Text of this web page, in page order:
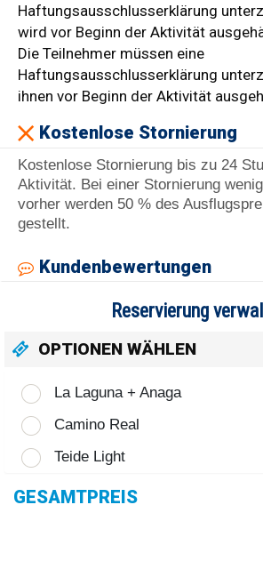
Haftungsausschlusserklärung
wird vor Beginn der Aktivität
Die Teilnehmer müssen eine
Haftungsausschlusserklärung
ihnen vor Beginn der Aktivität
Kostenlose Stornierung
Kostenlose Stornierung bis zu 24
Aktivität. Bei einer Stornierung
vorher werden 50 % des
gestellt.
Kundenbewertungen
Reservierung
OPTIONEN WÄHLEN
La Laguna + Anaga
Camino Real
Teide Light
GESAMTPREIS